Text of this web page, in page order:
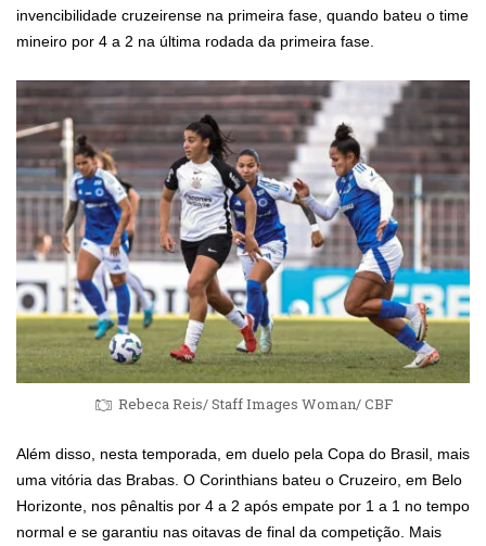
invencibilidade cruzeirense na primeira fase, quando bateu o time
mineiro por 4 a 2 na última rodada da primeira fase.
Rebeca Reis/ Staff Images Woman/ CBF
Além disso, nesta temporada, em duelo pela Copa do Brasil, mais
uma vitória das Brabas. O Corinthians bateu o Cruzeiro, em Belo
Horizonte, nos pênaltis por 4 a 2 após empate por 1 a 1 no tempo
normal e se garantiu nas oitavas de final da competição. Mais